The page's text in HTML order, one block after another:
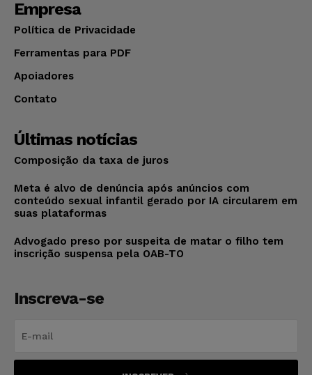
Empresa
Política de Privacidade
Ferramentas para PDF
Apoiadores
Contato
Últimas notícias
Composição da taxa de juros
Meta é alvo de denúncia após anúncios com
conteúdo sexual infantil gerado por IA circularem em
suas plataformas
Advogado preso por suspeita de matar o filho tem
inscrição suspensa pela OAB-TO
Inscreva-se